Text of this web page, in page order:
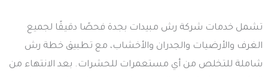
تشمل خدمات شركة رش مبيدات بجدة فحصًا دقيقًا لجميع
الغرف والأرضيات والجدران والأخشاب، مع تطبيق خطة رش
شاملة للتخلص من أي مستعمرات للحشرات. بعد الانتهاء من